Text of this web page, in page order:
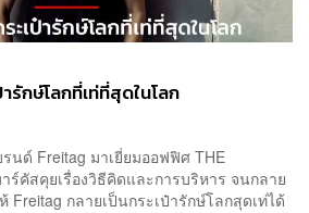
รักษ์โลกที่เท่ที่สุดในโลก
นด์ Freitag มาเยี่ยมออฟฟิศ THE
าร์คัสคุยเรื่องวิธีคิดและการบริหาร จนกลาย
Freitag กลายเป็นกระเป๋ารักษ์โลกสุดเท่ได้